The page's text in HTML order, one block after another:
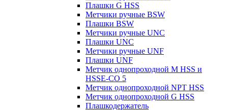
Плашки G HSS
Метчики ручные BSW
Плашки BSW
Метчики ручные UNC
Плашки UNC
Метчики ручные UNF
Плашки UNF
Метчик однопроходной M HSS и
HSSE-CO 5
Метчик однопроходной NPT HSS
Метчик однопроходной G HSS
Плашкодержатель